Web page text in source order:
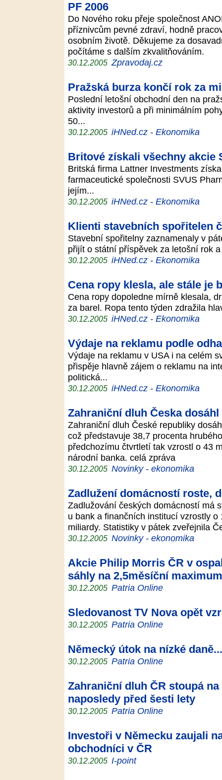
PF 2006
Do Nového roku přeje společnost
příznivcům pevné zdraví, hodně
osobním životě. Děkujeme za
počítáme s dalším zkvalitňováním.
30.12.2005 Zpravodaj.cz
Pražská burza končí rok za
Poslední letošní obchodní den na
aktivity investorů a při minimálním
50...
30.12.2005 iHNed.cz - Ekonomika
Britové získali všechny akcie
Britská firma Lattner Investments
farmaceutické společnosti SVUS
jejím...
30.12.2005 iHNed.cz - Ekonomika
Klienti stavebních spořitelen
Stavební spořitelny zaznamenaly v
přijít o státní příspěvek za letošní rok
30.12.2005 iHNed.cz - Ekonomika
Cena ropy klesla, ale stále je
Cena ropy dopoledne mírně klesala,
za barel. Ropa tento týden zdražila
30.12.2005 iHNed.cz - Ekonomika
Výdaje na reklamu podle
Výdaje na reklamu v USA i na celém
přispěje hlavně zájem o reklamu na
politická...
30.12.2005 iHNed.cz - Ekonomika
Zahraniční dluh Česka
Zahraniční dluh České republiky
což představuje 38,7 procenta
předchozímu čtvrtletí tak vzrostl o 43
národní banka. celá zpráva
30.12.2005 Novinky - ekonomika
Zadlužení domácností roste,
Zadlužování českých domácností má
u bank a finančních institucí vzrostly
miliardy. Statistiky v pátek zveřejnila
30.12.2005 Novinky - ekonomika
Akcie Philip Morris ČR v
sáhly na 2,5měsíční maximum
30.12.2005 Patria Online
Sledovanost TV Nova opět
30.12.2005 Patria Online
Německý útok na nízké
30.12.2005 Patria Online
Zahraniční dluh ČR stoupá
naposledy před šesti lety
30.12.2005 Patria Online
Investoři v Německu zaujali
obchodníci v ČR
30.12.2005 I-point